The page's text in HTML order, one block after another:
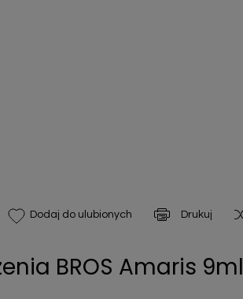
Dodaj do ulubionych Drukuj
BROS Amaris 9ml